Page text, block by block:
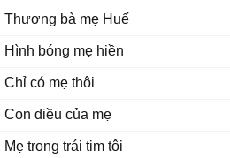
Thương bà mẹ Huế
Hình bóng mẹ hiền
Chỉ có mẹ thôi
Con diều của mẹ
Mẹ trong trái tim tôi